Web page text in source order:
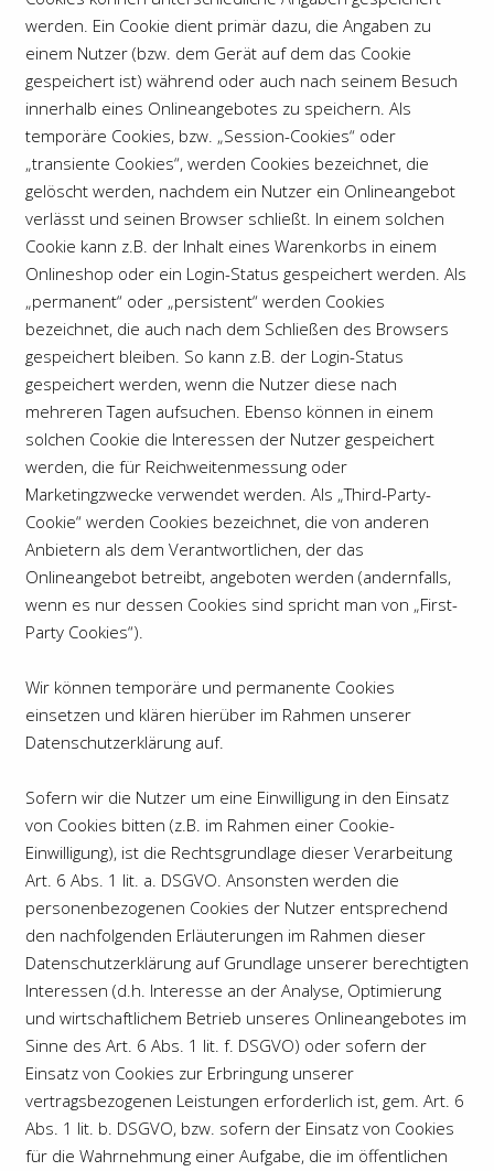
werden. Ein Cookie dient primär dazu, die Angaben zu
einem Nutzer (bzw. dem Gerät auf dem das Cookie
gespeichert ist) während oder auch nach seinem Besuch
innerhalb eines Onlineangebotes zu speichern. Als
temporäre Cookies, bzw. „Session-Cookies“ oder
„transiente Cookies“, werden Cookies bezeichnet, die
gelöscht werden, nachdem ein Nutzer ein Onlineangebot
verlässt und seinen Browser schließt. In einem solchen
Cookie kann z.B. der Inhalt eines Warenkorbs in einem
Onlineshop oder ein Login-Status gespeichert werden. Als
„permanent“ oder „persistent“ werden Cookies
bezeichnet, die auch nach dem Schließen des Browsers
gespeichert bleiben. So kann z.B. der Login-Status
gespeichert werden, wenn die Nutzer diese nach
mehreren Tagen aufsuchen. Ebenso können in einem
solchen Cookie die Interessen der Nutzer gespeichert
werden, die für Reichweitenmessung oder
Marketingzwecke verwendet werden. Als „Third-Party-
Cookie“ werden Cookies bezeichnet, die von anderen
Anbietern als dem Verantwortlichen, der das
Onlineangebot betreibt, angeboten werden (andernfalls,
wenn es nur dessen Cookies sind spricht man von „First-
Party Cookies“).
Wir können temporäre und permanente Cookies
einsetzen und klären hierüber im Rahmen unserer
Datenschutzerklärung auf.
Sofern wir die Nutzer um eine Einwilligung in den Einsatz
von Cookies bitten (z.B. im Rahmen einer Cookie-
Einwilligung), ist die Rechtsgrundlage dieser Verarbeitung
Art. 6 Abs. 1 lit. a. DSGVO. Ansonsten werden die
personenbezogenen Cookies der Nutzer entsprechend
den nachfolgenden Erläuterungen im Rahmen dieser
Datenschutzerklärung auf Grundlage unserer berechtigten
Interessen (d.h. Interesse an der Analyse, Optimierung
und wirtschaftlichem Betrieb unseres Onlineangebotes im
Sinne des Art. 6 Abs. 1 lit. f. DSGVO) oder sofern der
Einsatz von Cookies zur Erbringung unserer
vertragsbezogenen Leistungen erforderlich ist, gem. Art. 6
Abs. 1 lit. b. DSGVO, bzw. sofern der Einsatz von Cookies
für die Wahrnehmung einer Aufgabe, die im öffentlichen